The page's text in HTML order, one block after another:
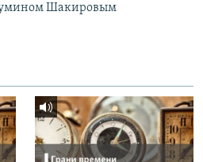
Шакировым